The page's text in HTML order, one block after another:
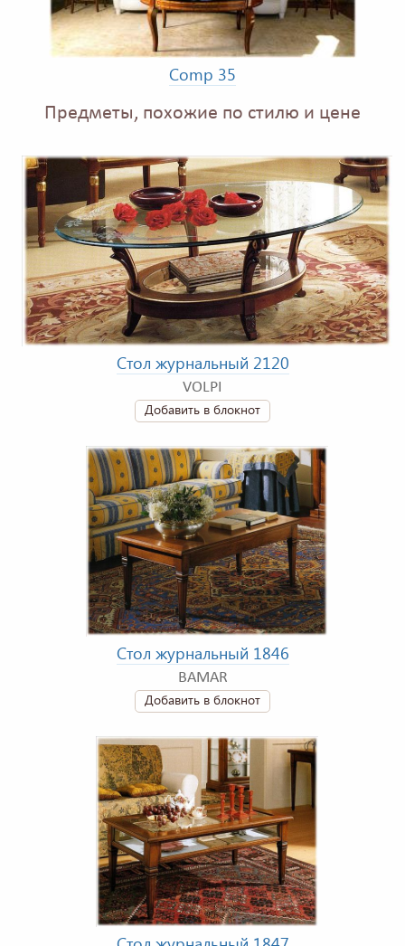
Comp 35
Предметы, похожие по стилю и цене
Стол журнальный 2120
VOLPI
Добавить в блокнот
Стол журнальный 1846
BAMAR
Добавить в блокнот